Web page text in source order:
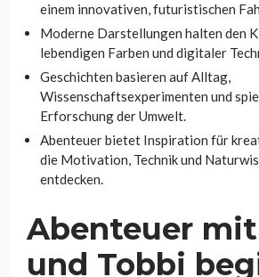
einem innovativen, futuristischen
Moderne Darstellungen halten den
lebendigen Farben und digitaler
Geschichten basieren auf Alltag,
Wissenschaftsexperimenten und
Erforschung der Umwelt.
Abenteuer bietet Inspiration für
die Motivation, Technik und
entdecken.
Abenteuer
und Tobbi